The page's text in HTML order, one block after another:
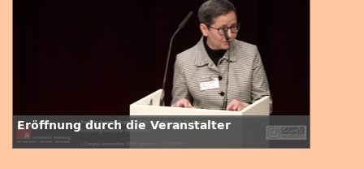
Eröffnung durch die Veranstalter